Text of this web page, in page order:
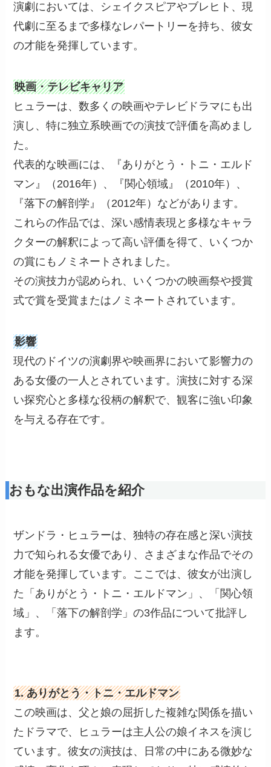
演劇においては、シェイクスピアやブレヒト、現
代劇に至るまで多様なレパートリーを持ち、彼女
の才能を発揮しています。
映画・テレビキャリア
ヒュラーは、数多くの映画やテレビドラマにも出
演し、特に独立系映画での演技で評価を高めまし
た。
代表的な映画には、『ありがとう・トニ・エルド
マン』（2016年）、『関心領域』（2010年）、
『落下の解剖学』（2012年）などがあります。
これらの作品では、深い感情表現と多様なキャラ
クターの解釈によって高い評価を得て、いくつか
の賞にもノミネートされました。
その演技力が認められ、いくつかの映画祭や授賞
式で賞を受賞またはノミネートされています。
影響
現代のドイツの演劇界や映画界において影響力の
ある女優の一人とされています。演技に対する深
い探究心と多様な役柄の解釈で、観客に強い印象
を与える存在です。
おもな出演作品を紹介
ザンドラ・ヒュラーは、独特の存在感と深い演技
力で知られる女優であり、さまざまな作品でその
才能を発揮しています。ここでは、彼女が出演し
た「ありがとう・トニ・エルドマン」、「関心領
域」、「落下の解剖学」の3作品について批評し
ます。
1. ありがとう・トニ・エルドマン
この映画は、父と娘の屈折した複雑な関係を描い
たドラマで、ヒュラーは主人公の娘イネスを演じ
ています。彼女の演技は、日常の中にある微妙な